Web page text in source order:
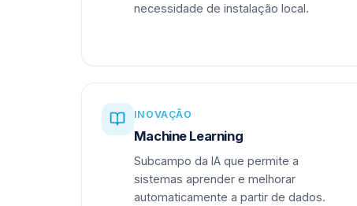
necessidade de instalação local.
INOVAÇÃO
Machine Learning
Subcampo da IA que permite a
sistemas aprender e melhorar
automaticamente a partir de dados.